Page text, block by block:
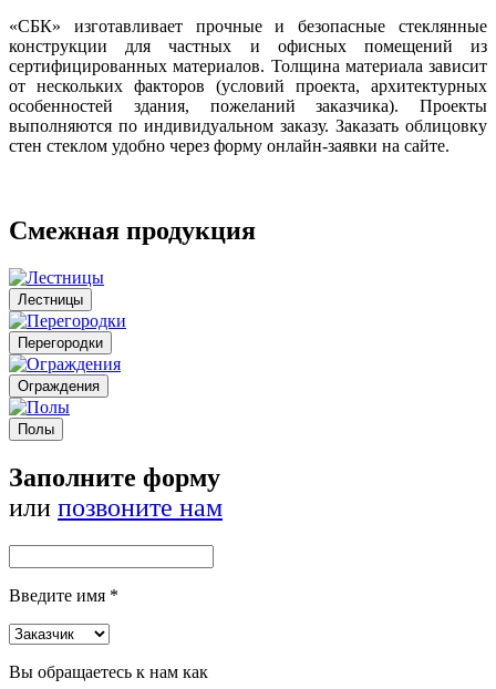
«СБК» изготавливает прочные и безопасные стеклянные
конструкции для частных и офисных помещений из
сертифицированных материалов. Толщина материала зависит
от нескольких факторов (условий проекта, архитектурных
особенностей здания, пожеланий заказчика). Проекты
выполняются по индивидуальном заказу. Заказать облицовку
стен стеклом удобно через форму онлайн-заявки на сайте.
Смежная продукция
Лестницы
Перегородки
Ограждения
Полы
Заполните форму
или позвоните нам
Введите имя *
Вы обращаетесь к нам как